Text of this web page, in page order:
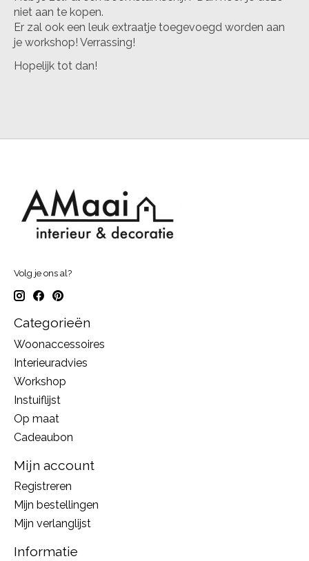
niet aan te kopen.
Er zal ook een leuk extraatje toegevoegd worden aan
je workshop! Verrassing!
Hopelijk tot dan!
Volg je ons al?
Categorieën
Woonaccessoires
Interieuradvies
Workshop
Instuiflijst
Op maat
Cadeaubon
Mijn account
Registreren
Mijn bestellingen
Mijn verlanglijst
Informatie